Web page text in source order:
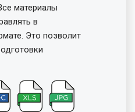
материалы
в
Это позволит